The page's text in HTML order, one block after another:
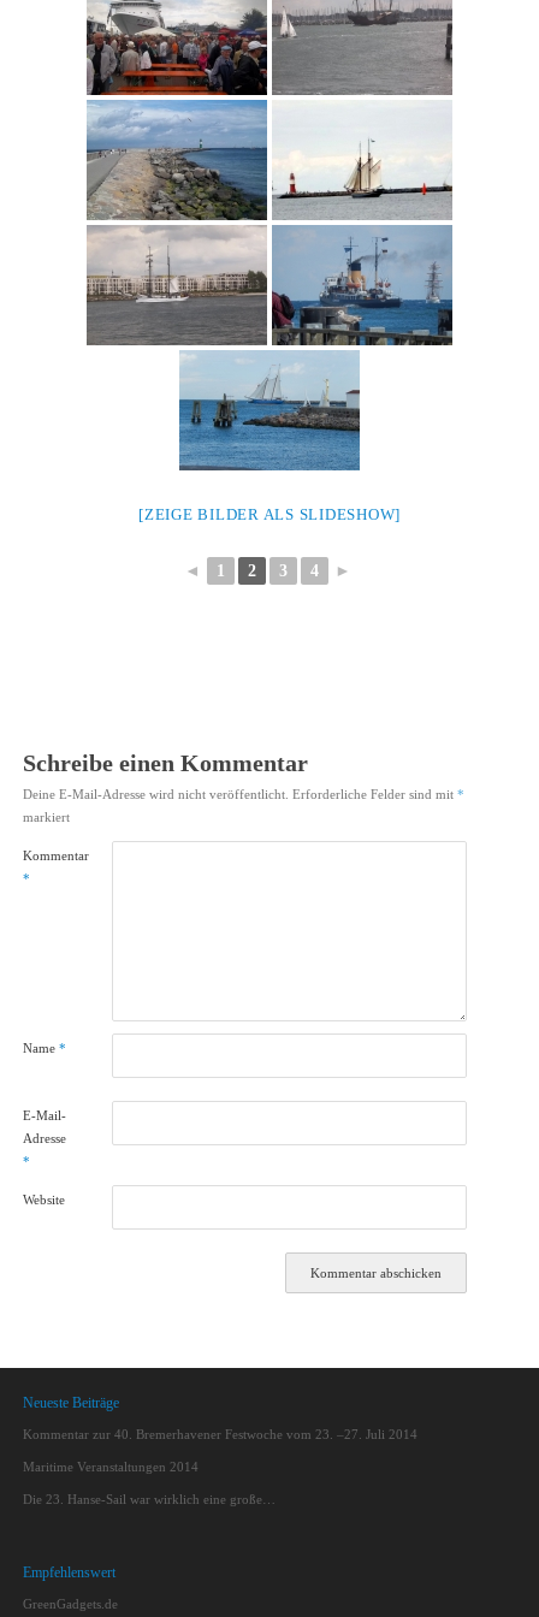
[ZEIGE BILDER ALS SLIDESHOW]
◄ 1 2 3 4 ►
Schreibe einen Kommentar
Deine E-Mail-Adresse wird nicht veröffentlicht. Erforderliche Felder sind mit *
markiert
Kommentar
*
Name *
E-Mail-
Adresse
*
Website
Neueste Beiträge
Kommentar zur 40. Bremerhavener Festwoche vom 23. –27. Juli 2014
Maritime Veranstaltungen 2014
Die 23. Hanse-Sail war wirklich eine große…
Empfehlenswert
GreenGadgets.de